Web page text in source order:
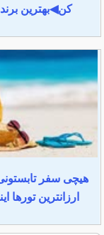
کن◀بهترین برند
هیچی سفر
ارزانترین تورها